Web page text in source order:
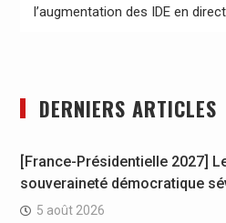
l’augmentation des IDE en
DERNIERS ARTICLES
[France-Présidentielle 2027]
souveraineté démocratique
5 août 2026